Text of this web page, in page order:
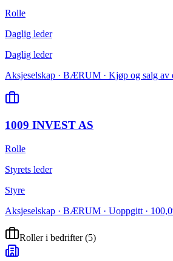
Rolle
Daglig leder
Daglig leder
Aksjeselskap · BÆRUM · Kjøp og salg av
1009 INVEST AS
Rolle
Styrets leder
Styre
Aksjeselskap · BÆRUM · Uoppgitt ·
Roller i bedrifter(5)